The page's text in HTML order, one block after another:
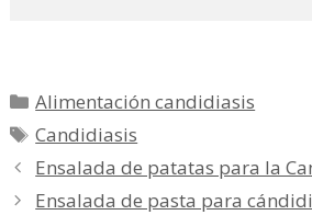
Categorías
Alimentación candidiasis
Etiquetas
Candidiasis
Ensalada de patatas para la
Ensalada de pasta para